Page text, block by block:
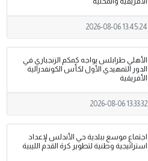
2026-08-06 13:45:24
الأهلي طرابلس يواجه كمكم الزنجباري في
الدور التمهيدي الأول لكأس الكونفدرالية
الأفريقية
2026-08-06 13:33:32
اجتماع موسع ببلدية حي الأندلس لإعداد
استراتيجية وطنية لتطوير كرة القدم الليبية